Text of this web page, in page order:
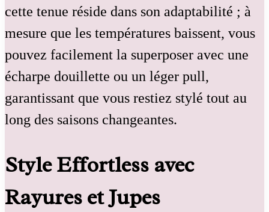
cette tenue réside dans son adaptabilité ; à
mesure que les températures baissent, vous
pouvez facilement la superposer avec une
écharpe douillette ou un léger pull,
garantissant que vous restiez stylé tout au
long des saisons changeantes.
Style Effortless avec
Rayures et Jupes